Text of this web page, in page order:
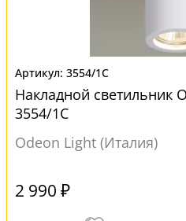
3554/1C
Накладной светильник
3554/1C
Odeon Light (Италия)
2 990 ₽